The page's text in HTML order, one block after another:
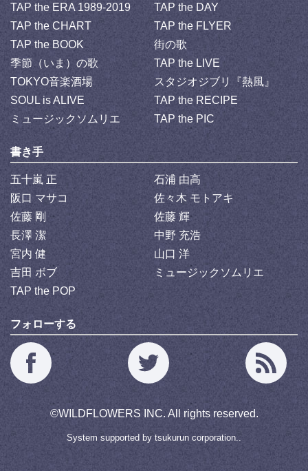
TAP the ERA 1989-2019
TAP the DAY
TAP the CHART
TAP the FLYER
TAP the BOOK
街の歌
季節（いま）の歌
TAP the LIVE
TOKYO音楽酒場
スタジオジブリ『熱風』
SOUL is ALIVE
TAP the RECIPE
ミュージックソムリエ
TAP the PIC
書き手
五十嵐 正
石浦 由高
阪口 マサコ
佐々木 モトアキ
佐藤 剛
佐藤 輝
長澤 潔
中野 充浩
宮内 健
山口 洋
吉田 ボブ
ミュージックソムリエ
TAP the POP
フォローする
©WILDFLOWERS INC. All rights reserved.
System supported by tsukurun corporation..